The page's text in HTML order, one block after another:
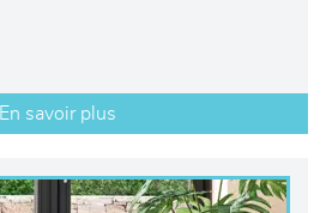
En savoir plus